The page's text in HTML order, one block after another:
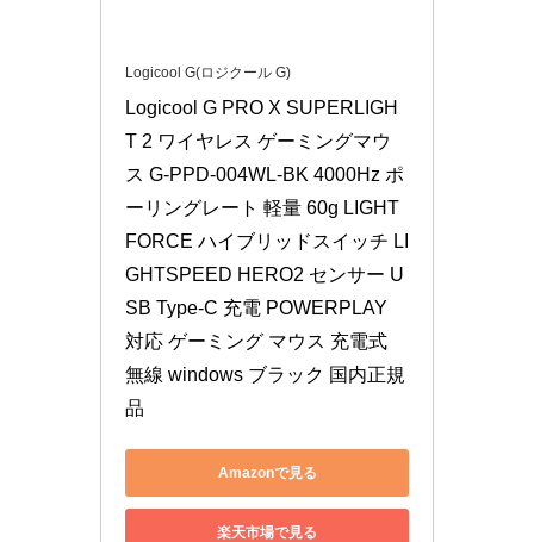
Logicool G(ロジクール G)
Logicool G PRO X SUPERLIGH
T 2 ワイヤレス ゲーミングマウ
ス G-PPD-004WL-BK 4000Hz ポ
ーリングレート 軽量 60g LIGHT
FORCE ハイブリッドスイッチ LI
GHTSPEED HERO2 センサー U
SB Type-C 充電 POWERPLAY
対応 ゲーミング マウス 充電式
無線 windows ブラック 国内正規
品
Amazonで見る
楽天市場で見る